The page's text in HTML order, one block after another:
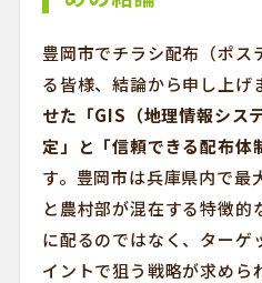
豊岡市でチラシ配布（ポス
る皆様、結論から申し上げ
せた「GIS（地理情報シス
定」と「信頼できる配布体
す。豊岡市は兵庫県内で最
と農村部が混在する特徴
に配るのではなく、ターゲ
イントで狙う戦略が求めら